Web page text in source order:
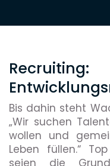
Bis dahin steht
„Wir suchen
wollen und
Leben füllen.“
seien die